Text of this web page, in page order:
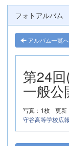
フォトアルバム
アルバム一覧へ
第24
一般公
写真：1枚 更新
守谷高等学校広報